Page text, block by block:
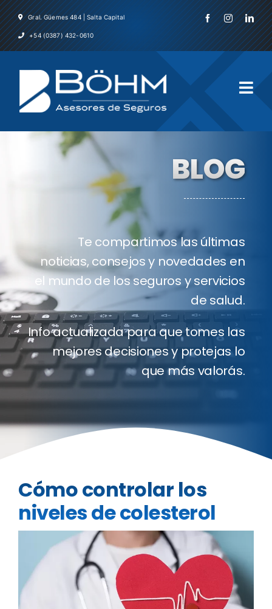
Skip
to
content
Gral. Güemes 484 | Salta Capital
+54 (0387) 432-0610
La
Clientes
BLOG
Te compartimos las últimas
noticias, consejos y novedades en
el mundo de los seguros y servicios
de salud.
Info actualizada para que tomes las
mejores decisiones y protejas lo
que más valorás.
Cómo controlar los
niveles de colesterol